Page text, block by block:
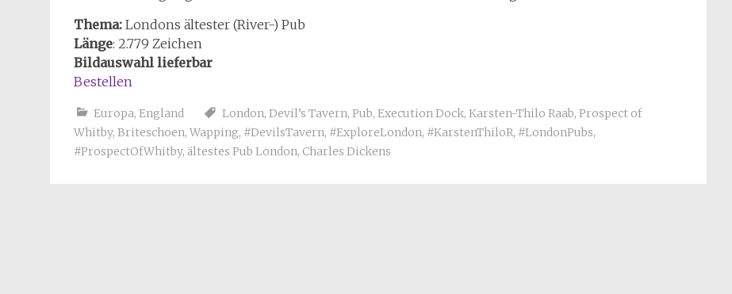
Thema: Londons ältester (River-) Pub
Länge: 2.779 Zeichen
Bildauswahl lieferbar
Bestellen
Europa, England London, Devil’s Tavern, Pub, Execution Dock, Karsten-Thilo Raab, Prospect of
Whitby, Briteschoen, Wapping, #DevilsTavern, #ExploreLondon, #KarstenThiloR, #LondonPubs,
#ProspectOfWhitby, ältestes Pub London, Charles Dickens